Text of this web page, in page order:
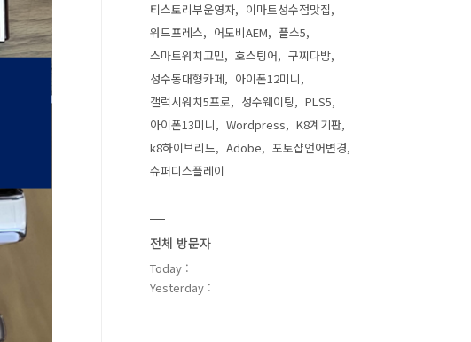
티스토리부운영자
이마트성수점맛집
워드프레스
어도비AEM
플스5
스마트워치고민
호스팅어
구찌다방
성수동대형카페
아이폰12미니
갤럭시워치5프로
성수웨이팅
PLS5
아이폰13미니
Wordpress
K8계기판
k8하이브리드
Adobe
포토샵언어변경
슈퍼디스플레이
전체 방문자
Today :
Yesterday :